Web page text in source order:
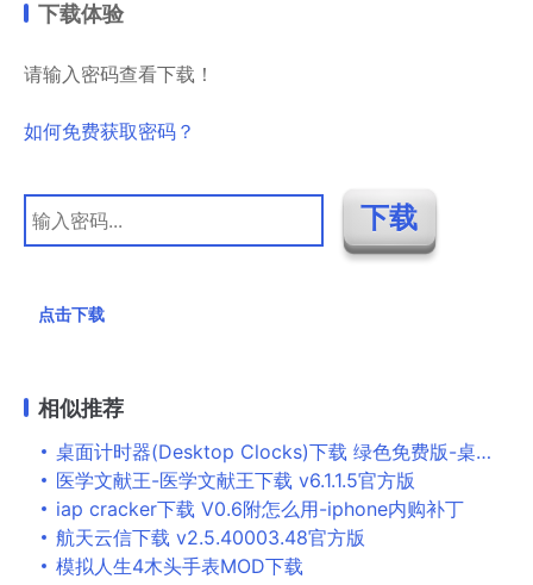
下载体验
请输入密码查看下载！
如何免费获取密码？
点击下载
相似推荐
桌面计时器(Desktop Clocks)下载 绿色免费版-桌面秒表
医学文献王-医学文献王下载 v6.1.1.5官方版
iap cracker下载 V0.6附怎么用-iphone内购补丁
航天云信下载 v2.5.40003.48官方版
模拟人生4木头手表MOD下载